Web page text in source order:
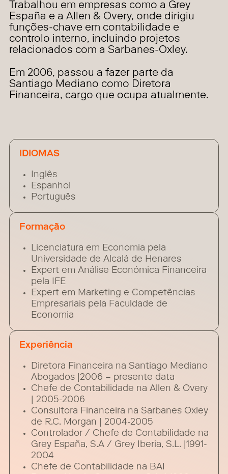
Trabalhou em empresas como a Grey
España e a Allen & Overy, onde dirigiu
funções-chave em contabilidade e
controlo interno, incluindo projetos
relacionados com a Sarbanes-Oxley.
Em 2006, passou a fazer parte da
Santiago Mediano como Diretora
Financeira, cargo que ocupa atualmente.
IDIOMAS
Inglês
Espanhol
Português
Formação
Licenciatura em Economia pela
Universidade de Alcalá de Henares
Expert em Análise Económica Financeira
pela IFE
Expert em Marketing e Competências
Empresariais pela Faculdade de
Economia
Experiência
Diretora Financeira na Santiago Mediano
Abogados |2006 – presente data
Chefe de Contabilidade na Allen & Overy
| 2005-2006
Consultora Financeira na Sarbanes Oxley
de R.C. Morgan | 2004-2005
Controlador / Chefe de Contabilidade na
Grey España, S.A / Grey Iberia, S.L. |1991-
2004
Chefe de Contabilidade na BAI